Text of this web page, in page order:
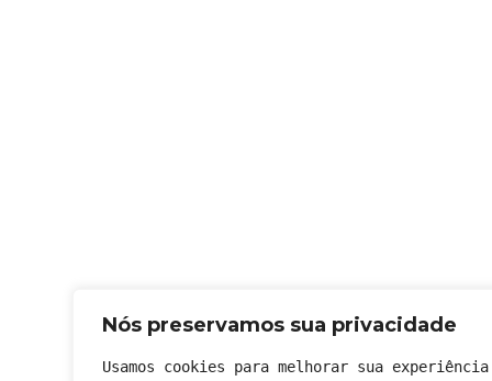
Nós preservamos sua privacidade
Usamos cookies para melhorar sua